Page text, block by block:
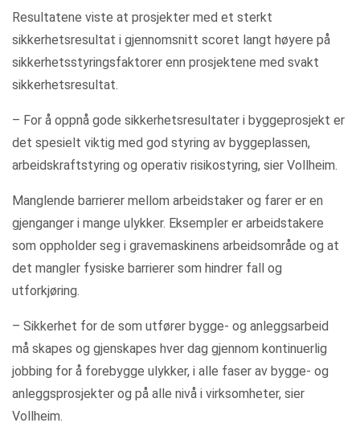
Resultatene viste at prosjekter med et sterkt
sikkerhetsresultat i gjennomsnitt scoret langt høyere på
sikkerhetsstyringsfaktorer enn prosjektene med svakt
sikkerhetsresultat.
– For å oppnå gode sikkerhetsresultater i byggeprosjekt er
det spesielt viktig med god styring av byggeplassen,
arbeidskraftstyring og operativ risikostyring, sier Vollheim.
Manglende barrierer mellom arbeidstaker og farer er en
gjenganger i mange ulykker. Eksempler er arbeidstakere
som oppholder seg i gravemaskinens arbeidsområde og at
det mangler fysiske barrierer som hindrer fall og
utforkjøring.
– Sikkerhet for de som utfører bygge- og anleggsarbeid
må skapes og gjenskapes hver dag gjennom kontinuerlig
jobbing for å forebygge ulykker, i alle faser av bygge- og
anleggsprosjekter og på alle nivå i virksomheter, sier
Vollheim.